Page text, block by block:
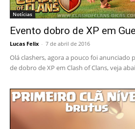
Notícias
Evento dobro de XP em
Lucas Felix - 7 de abril de 2016
Olá clashers, agora a pouco foi anunciado
de dobro de XP em Clash of Clans, veja